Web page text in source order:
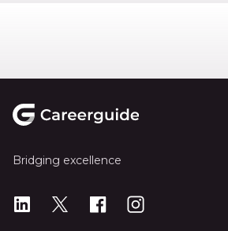
Bridging excellence
LinkedIn
X Instagram